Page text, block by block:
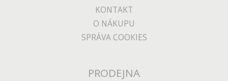
KONTAKT
O NÁKUPU
SPRÁVA COOKIES
PRODEJNA